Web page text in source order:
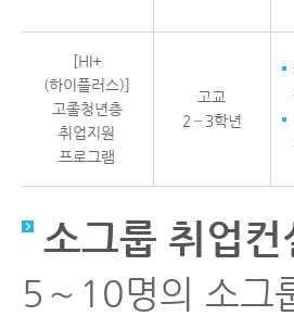
[HI+
(하이플러스)]
고졸청년층
취업지원
프로그램
고교
2～3학년
소그룹 취업컨
5∼10명의 소그